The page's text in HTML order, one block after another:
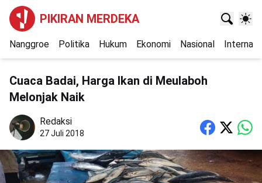
PIKIRAN MERDEKA
Nanggroe Politika Hukum Ekonomi Nasional
Cuaca Badai, Harga Ikan di Meulaboh
Melonjak Naik
Redaksi
27 Juli 2018